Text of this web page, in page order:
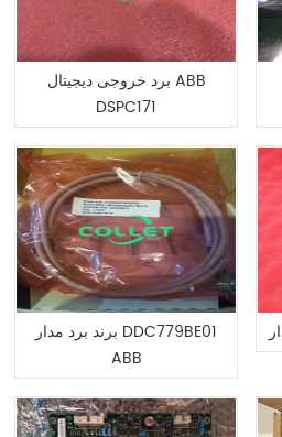
برد خروجی دیجیتال ABB
DSPC171
برند برد مدار DDC779BE01
ABB